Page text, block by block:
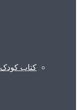
کتاب کودک